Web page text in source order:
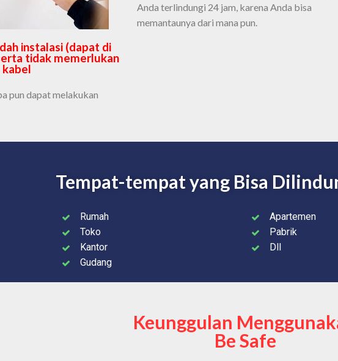
instalasi (dapat di
tidak memerlukan
kabel
pun dapat melakukan
Anda terlindungi 24 jam, karena Anda bisa
memantaunya dari mana pun.
Tempat-tempat yang Bisa
Rumah
Toko
Kantor
Gudang
Apartemen
Pabrik
Dll
Keunggulan
Be Safe